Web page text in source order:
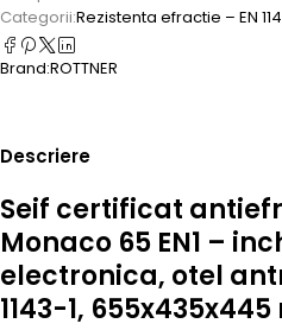
Categorii:Rezistenta efractie – EN
Brand:ROTTNER
Descriere
Seif certificat
Monaco 65 EN1 –
electronica, otel
1143-1,